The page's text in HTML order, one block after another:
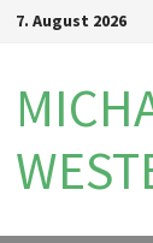
Zum7. August 2026